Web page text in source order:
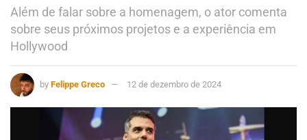
Além de falar sobre a homenagem, o ator comenta
sobre seus próximos projetos e a experiência em
Hollywood
by Felippe Greco 12 de dezembro de 2024